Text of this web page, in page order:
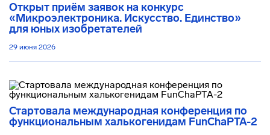
Открыт приём заявок на конкурс
«Микроэлектроника. Искусство. Единство»
для юных изобретателей
29 июня 2026
Стартовала международная конференция по
функциональным халькогенидам FunChaPTA-2